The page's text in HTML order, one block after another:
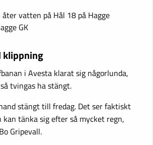
vatten på Hål 18 på Hagge
GK
klippning
i Avesta klarat sig någorlunda,
tvingas ha stängt.
stängt till fredag. Det ser faktiskt
tänka sig efter så mycket regn,
Gripevall.